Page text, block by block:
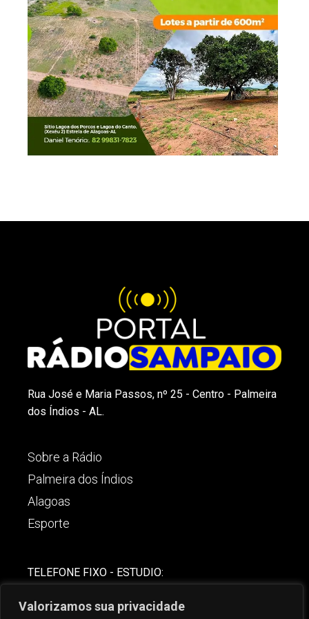
Valorizamos sua privacidade
Rua José e Maria Passos, nº 25 - Centro - Palmeira
dos Índios - AL.
Sobre a Rádio
Palmeira dos Índios
Alagoas
Esporte
TELEFONE FIXO - ESTUDIO: